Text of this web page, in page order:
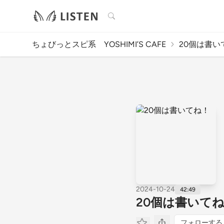
検索
ちょびっとスピ系 YOSHIMI’S CAFE 20個は書い
2024-10-24 42:49
20個は書いてね